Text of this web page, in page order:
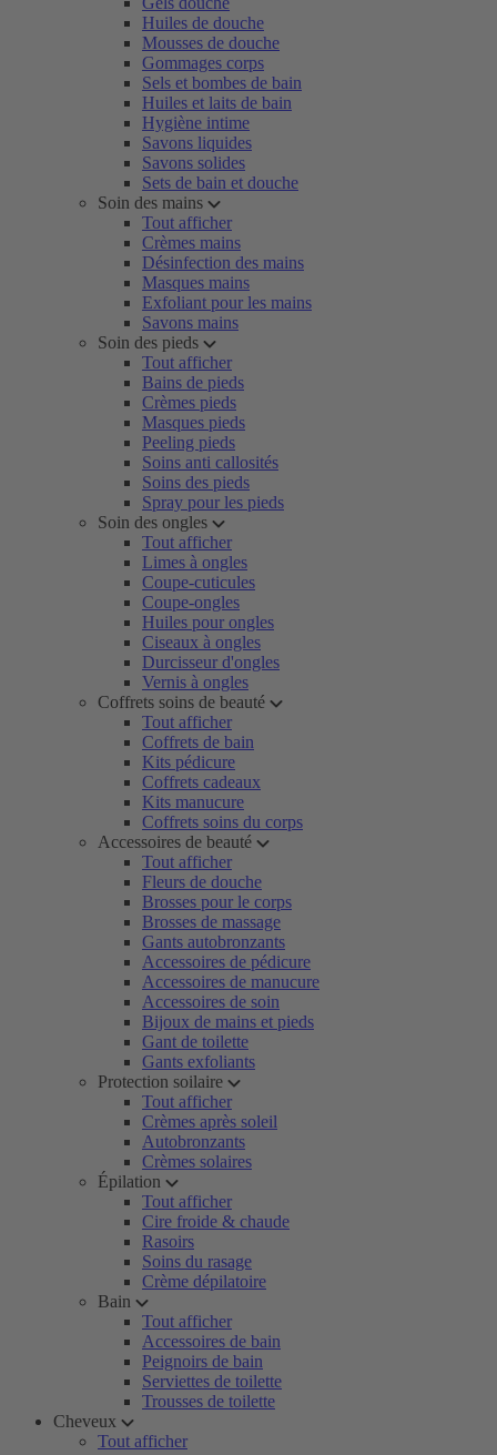
Huiles de douche
Mousses de douche
Gommages corps
Sels et bombes de bain
Huiles et laits de bain
Hygiène intime
Savons liquides
Savons solides
Sets de bain et douche
Soin des mains
Tout afficher
Crèmes mains
Désinfection des mains
Masques mains
Exfoliant pour les mains
Savons mains
Soin des pieds
Tout afficher
Bains de pieds
Crèmes pieds
Masques pieds
Peeling pieds
Soins anti callosités
Soins des pieds
Spray pour les pieds
Soin des ongles
Tout afficher
Limes à ongles
Coupe-cuticules
Coupe-ongles
Huiles pour ongles
Ciseaux à ongles
Durcisseur d'ongles
Vernis à ongles
Coffrets soins de beauté
Tout afficher
Coffrets de bain
Kits pédicure
Coffrets cadeaux
Kits manucure
Coffrets soins du corps
Accessoires de beauté
Tout afficher
Fleurs de douche
Brosses pour le corps
Brosses de massage
Gants autobronzants
Accessoires de pédicure
Accessoires de manucure
Accessoires de soin
Bijoux de mains et pieds
Gant de toilette
Gants exfoliants
Protection soilaire
Tout afficher
Crèmes après soleil
Autobronzants
Crèmes solaires
Épilation
Tout afficher
Cire froide & chaude
Rasoirs
Soins du rasage
Crème dépilatoire
Bain
Tout afficher
Accessoires de bain
Peignoirs de bain
Serviettes de toilette
Trousses de toilette
Cheveux
Tout afficher